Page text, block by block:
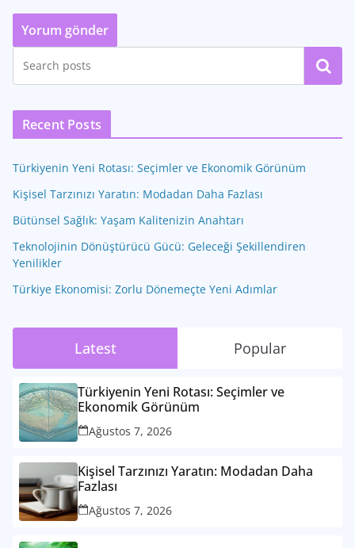
Ara
Recent Posts
Türkiyenin Yeni Rotası: Seçimler ve Ekonomik Görünüm
Kişisel Tarzınızı Yaratın: Modadan Daha Fazlası
Bütünsel Sağlık: Yaşam Kalitenizin Anahtarı
Teknolojinin Dönüştürücü Gücü: Geleceği Şekillendiren
Yenilikler
Türkiye Ekonomisi: Zorlu Dönemeçte Yeni Adımlar
Latest Popular
Türkiyenin Yeni Rotası: Seçimler ve
Ekonomik Görünüm
Ağustos 7, 2026
Kişisel Tarzınızı Yaratın: Modadan Daha
Fazlası
Ağustos 7, 2026